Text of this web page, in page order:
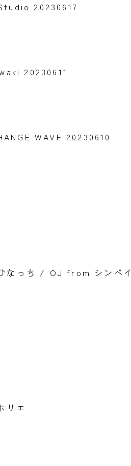
20230617
20230611
WAVE 20230610
なっち / OJ from シンペイ
リエ